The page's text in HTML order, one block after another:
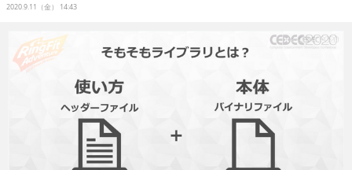
イベント/セミナー
2020.9.11（金） 14:43